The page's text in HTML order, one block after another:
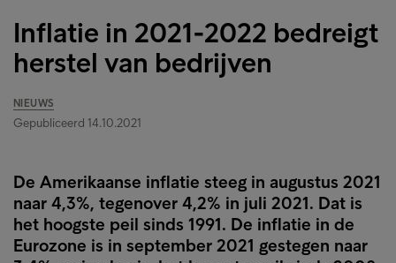
Inflatie in 2021-2022 bedreigt
herstel van bedrijven
NIEUWS
Gepubliceerd 14.10.2021
De Amerikaanse inflatie steeg in augustus 2021
naar 4,3%, tegenover 4,2% in juli 2021. Dat is
het hoogste peil sinds 1991. De inflatie in de
Eurozone is in september 2021 gestegen naar